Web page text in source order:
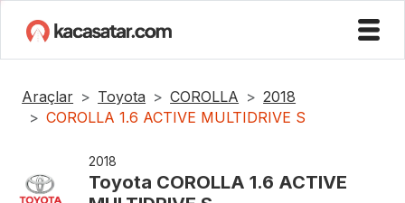
Araçlar Toyota COROLLA
2018
COROLLA 1.6 ACTIVE MULTIDRIVE S
2018
Toyota COROLLA 1.6 ACTIVE